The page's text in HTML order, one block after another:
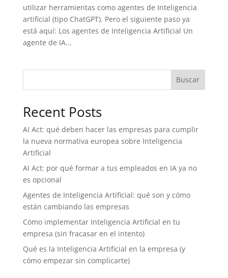
utilizar herramientas como agentes de Inteligencia
artificial (tipo ChatGPT). Pero el siguiente paso ya
está aquí: Los agentes de Inteligencia Artificial Un
agente de IA...
Buscar
Recent Posts
AI Act: qué deben hacer las empresas para cumplir
la nueva normativa europea sobre Inteligencia
Artificial
AI Act: por qué formar a tus empleados en IA ya no
es opcional
Agentes de Inteligencia Artificial: qué son y cómo
están cambiando las empresas
Cómo implementar Inteligencia Artificial en tu
empresa (sin fracasar en el intento)
Qué es la Inteligencia Artificial en la empresa (y
cómo empezar sin complicarte)